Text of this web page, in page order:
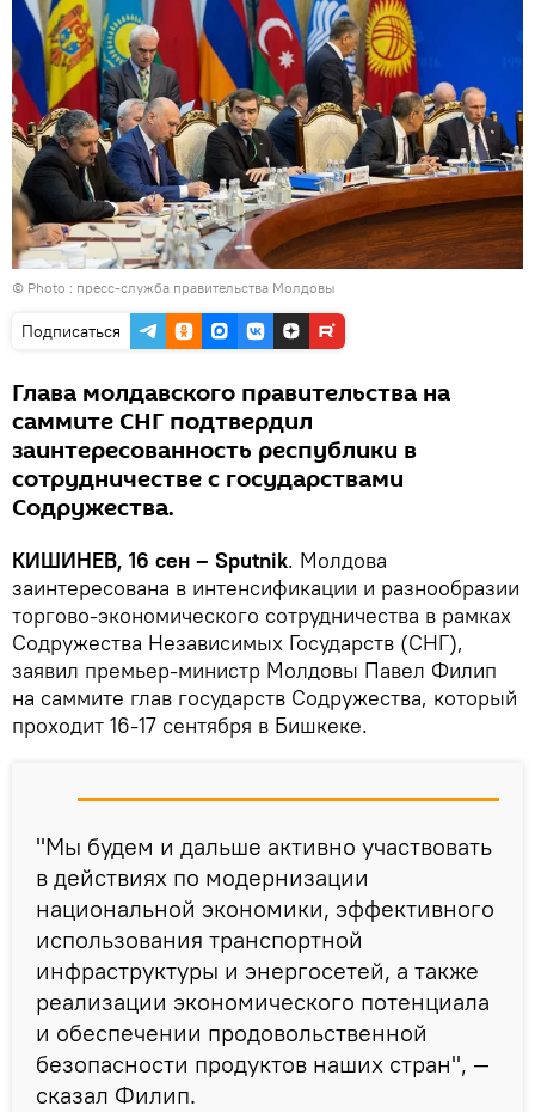
© Photo : пресс-служба правительства Молдовы
Подписаться
Глава молдавского правительства на
саммите СНГ подтвердил
заинтересованность республики в
сотрудничестве с государствами
Содружества.
КИШИНЕВ, 16 сен – Sputnik. Молдова
заинтересована в интенсификации и разнообразии
торгово-экономического сотрудничества в рамках
Содружества Независимых Государств (СНГ),
заявил премьер-министр Молдовы Павел Филип
на саммите глав государств Содружества, который
проходит 16-17 сентября в Бишкеке.
"Мы будем и дальше активно участвовать
в действиях по модернизации
национальной экономики, эффективного
использования транспортной
инфраструктуры и энергосетей, а также
реализации экономического потенциала
и обеспечении продовольственной
безопасности продуктов наших стран", —
сказал Филип.